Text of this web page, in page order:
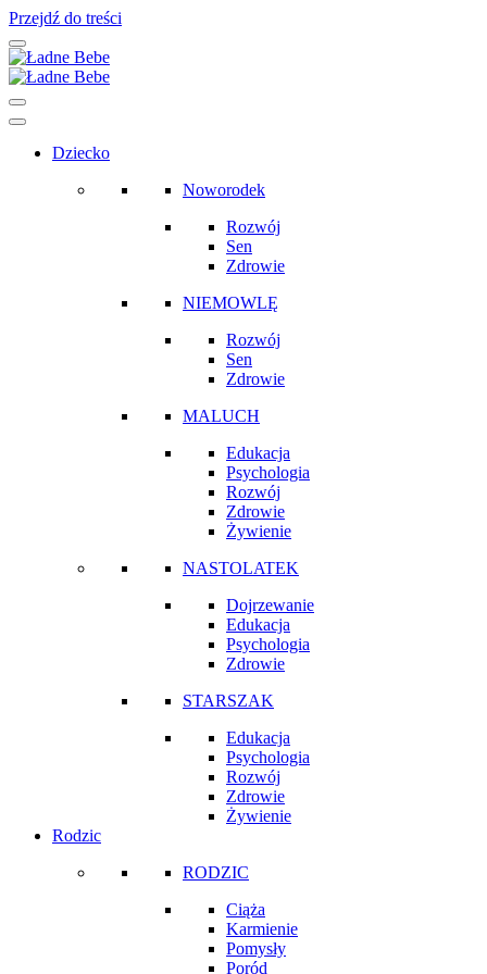
Przejdź do treści
Main
Navigation
Dziecko
Noworodek
Rozwój
Sen
Zdrowie
NIEMOWLĘ
Rozwój
Sen
Zdrowie
MALUCH
Edukacja
Psychologia
Rozwój
Zdrowie
Żywienie
NASTOLATEK
Dojrzewanie
Edukacja
Psychologia
Zdrowie
STARSZAK
Edukacja
Psychologia
Rozwój
Zdrowie
Żywienie
Rodzic
RODZIC
Ciąża
Karmienie
Pomysły
Poród